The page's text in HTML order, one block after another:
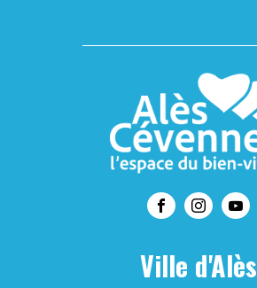
Ville d'Alès